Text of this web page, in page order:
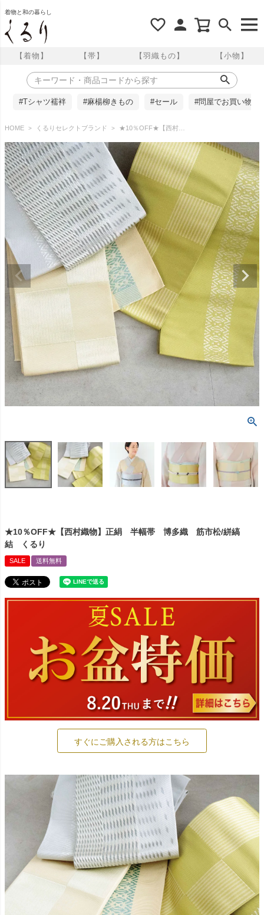
着物と和の暮らし
【着物】 【帯】 【羽織もの】 【小物】
#Tシャツ襦袢 #麻楊柳きもの #セール #問屋でお買い物
HOME くるりセレクトブランド ★10％OFF★【西村織物】正絹 半幅帯 博多織 筋市松/絣縞 結 くるり
★10％OFF★【西村織物】正絹 半幅帯 博多織 筋市松/絣縞
結 くるり
SALE 送料無料
すぐにご購入される方はこちら